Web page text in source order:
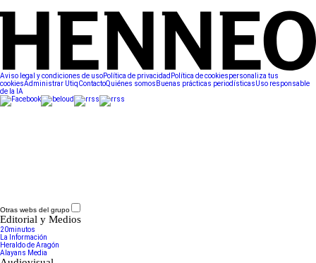
Aviso legal y condiciones de usoPolítica de privacidad Política de cookiespersonaliza tus
cookiesAdministrar UtiqContactoQuiénes somos Buenas prácticas periodísticasUso responsable
de la IA
Otras webs del grupo
Editorial y Medios
20minutos
La Información
Heraldo de Aragón
Alayans Media